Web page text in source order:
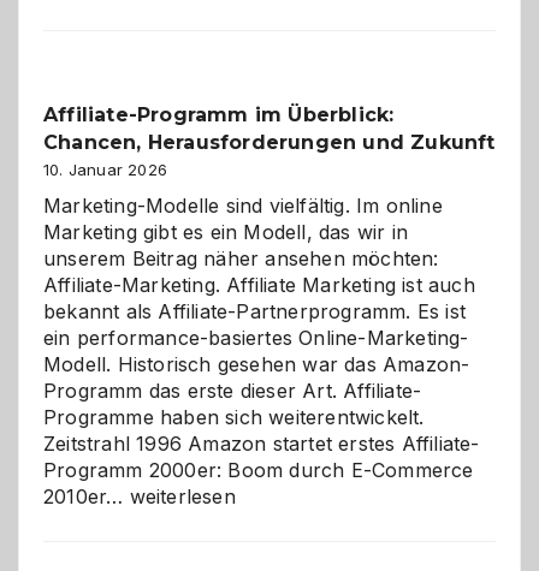
Affiliate-Programm im Überblick:
Chancen, Herausforderungen und Zukunft
10. Januar 2026
Marketing-Modelle sind vielfältig. Im online
Marketing gibt es ein Modell, das wir in
unserem Beitrag näher ansehen möchten:
Affiliate-Marketing. Affiliate Marketing ist auch
bekannt als Affiliate-Partnerprogramm. Es ist
ein performance-basiertes Online-Marketing-
Modell. Historisch gesehen war das Amazon-
Programm das erste dieser Art. Affiliate-
Programme haben sich weiterentwickelt.
Zeitstrahl 1996 Amazon startet erstes Affiliate-
Programm 2000er: Boom durch E-Commerce
2010er… Affiliate-
weiterlesen